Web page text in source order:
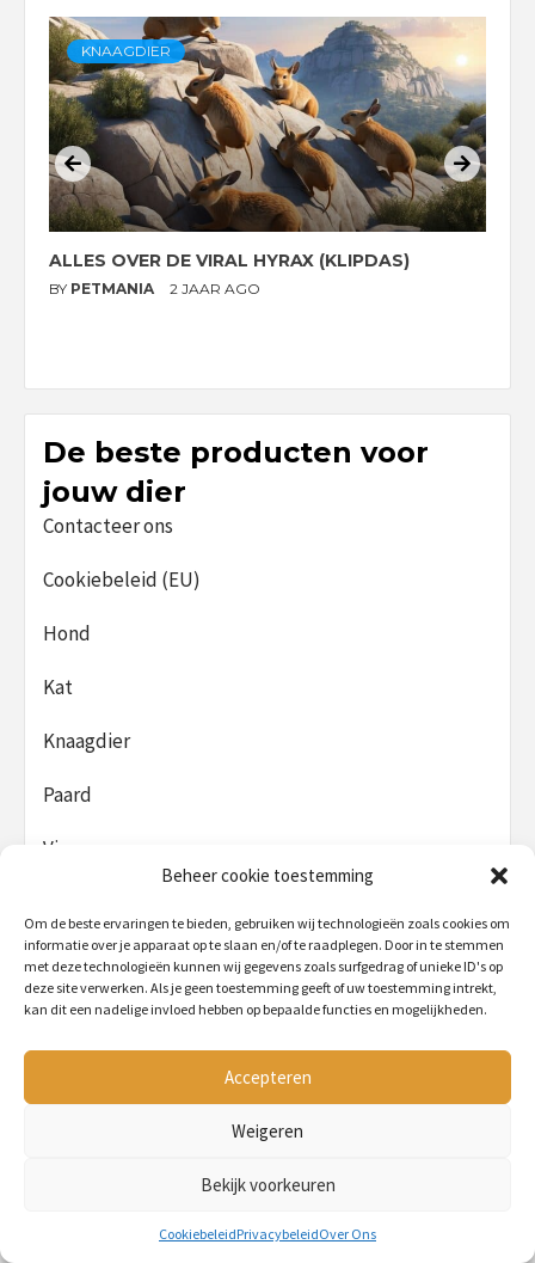
Beheer cookie toestemming
Om de beste ervaringen te bieden, gebruiken wij technologieën zoals cookies om
informatie over je apparaat op te slaan en/of te raadplegen. Door in te stemmen
met deze technologieën kunnen wij gegevens zoals surfgedrag of unieke ID's op
deze site verwerken. Als je geen toestemming geeft of uw toestemming intrekt,
kan dit een nadelige invloed hebben op bepaalde functies en mogelijkheden.
Accepteren
Weigeren
Bekijk voorkeuren
CookiebeleidPrivacybeleidOver Ons
KNAAGDIER
ALLES OVER DE VIRAL HYRAX (KLIPDAS)
BY PETMANIA 2 JAAR AGO
De beste producten voor
jouw dier
Contacteer ons
Cookiebeleid (EU)
Hond
Kat
Knaagdier
Paard
Vis
PetMania is jouw dierenvriend als het gaat om een:
Hamsterkooi